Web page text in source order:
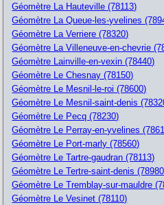
Géomètre La Hauteville (78113)
Géomètre La Queue-les-yvelines
Géomètre La Verriere (78320)
Géomètre La Villeneuve-en-chevrie
Géomètre Lainville-en-vexin (78440)
Géomètre Le Chesnay (78150)
Géomètre Le Mesnil-le-roi (78600)
Géomètre Le Mesnil-saint-denis
Géomètre Le Pecq (78230)
Géomètre Le Perray-en-yvelines
Géomètre Le Port-marly (78560)
Géomètre Le Tartre-gaudran (78113)
Géomètre Le Tertre-saint-denis
Géomètre Le Tremblay-sur-mauldre
Géomètre Le Vesinet (78110)